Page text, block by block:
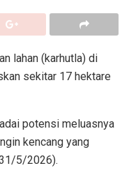
lahan (karhutla) di
sekitar 17 hektare
potensi meluasnya
kencang yang
5/2026).